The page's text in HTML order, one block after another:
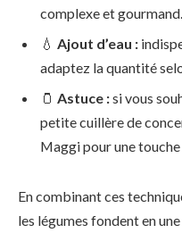
complexe et gourmand.
💧 Ajout d’eau :
adaptez la quantité
🫙 Astuce :si vous
petite cuillère de
Maggi pour une
En combinant ces
les légumes fondent en